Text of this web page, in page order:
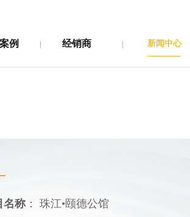
例
例
经销商
经销商
新闻中心
名称 ： 珠江•颐德公馆